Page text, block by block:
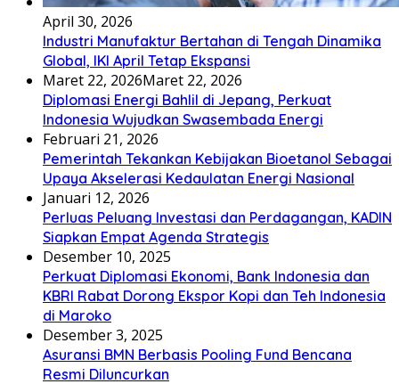
April 30, 2026
Industri Manufaktur Bertahan di Tengah Dinamika
Global, IKI April Tetap Ekspansi
Maret 22, 2026Maret 22, 2026
Diplomasi Energi Bahlil di Jepang, Perkuat
Indonesia Wujudkan Swasembada Energi
Februari 21, 2026
Pemerintah Tekankan Kebijakan Bioetanol Sebagai
Upaya Akselerasi Kedaulatan Energi Nasional
Januari 12, 2026
Perluas Peluang Investasi dan Perdagangan, KADIN
Siapkan Empat Agenda Strategis
Desember 10, 2025
Perkuat Diplomasi Ekonomi, Bank Indonesia dan
KBRI Rabat Dorong Ekspor Kopi dan Teh Indonesia
di Maroko
Desember 3, 2025
Asuransi BMN Berbasis Pooling Fund Bencana
Resmi Diluncurkan